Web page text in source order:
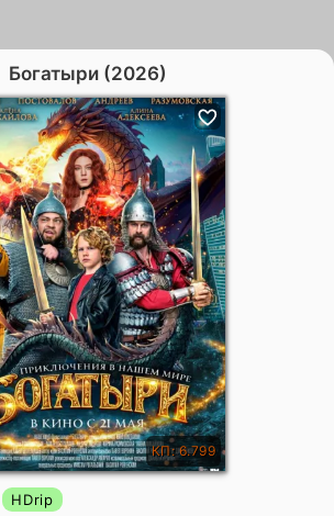
Богатыри (2026)
КП: 6.799
HDrip